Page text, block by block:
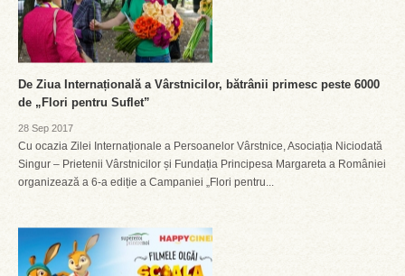
De Ziua Internațională a Vârstnicilor, bătrânii primesc peste 6000
de „Flori pentru Suflet”
28 Sep 2017
Cu ocazia Zilei Internaționale a Persoanelor Vârstnice, Asociația Niciodată
Singur – Prietenii Vârstnicilor și Fundația Principesa Margareta a României
organizează a 6-a ediție a Campaniei „Flori pentru...